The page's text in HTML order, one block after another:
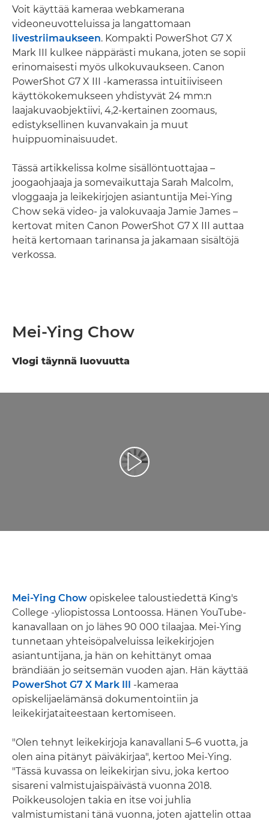
Voit käyttää kameraa webkamerana
videoneuvotteluissa ja langattomaan
livestriimaukseen. Kompakti PowerShot G7 X
Mark III kulkee näppärästi mukana, joten se sopii
erinomaisesti myös ulkokuvaukseen. Canon
PowerShot G7 X III -kamerassa intuitiiviseen
käyttökokemukseen yhdistyvät 24 mm:n
laajakuvaobjektiivi, 4,2-kertainen zoomaus,
edistyksellinen kuvanvakain ja muut
huippuominaisuudet.
Tässä artikkelissa kolme sisällöntuottajaa –
joogaohjaaja ja somevaikuttaja Sarah Malcolm,
vloggaaja ja leikekirjojen asiantuntija Mei-Ying
Chow sekä video- ja valokuvaaja Jamie James –
kertovat miten Canon PowerShot G7 X III auttaa
heitä kertomaan tarinansa ja jakamaan sisältöjä
verkossa.
Mei-Ying Chow
Vlogi täynnä luovuutta
Toista video
Mei-Ying Chow opiskelee taloustiedettä King's
College -yliopistossa Lontoossa. Hänen YouTube-
kanavallaan on jo lähes 90 000 tilaajaa. Mei-Ying
tunnetaan yhteisöpalveluissa leikekirjojen
asiantuntijana, ja hän on kehittänyt omaa
brändiään jo seitsemän vuoden ajan. Hän käyttää
PowerShot G7 X Mark III -kameraa
opiskelijaelämänsä dokumentointiin ja
leikekirjataiteestaan kertomiseen.
"Olen tehnyt leikekirjoja kanavallani 5–6 vuotta, ja
olen aina pitänyt päiväkirjaa", kertoo Mei-Ying.
"Tässä kuvassa on leikekirjan sivu, joka kertoo
sisareni valmistujaispäivästä vuonna 2018.
Poikkeusolojen takia en itse voi juhlia
valmistumistani tänä vuonna, joten ajattelin ottaa